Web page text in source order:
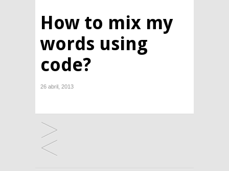
How to mix my
words using
code?
26 abril, 2013